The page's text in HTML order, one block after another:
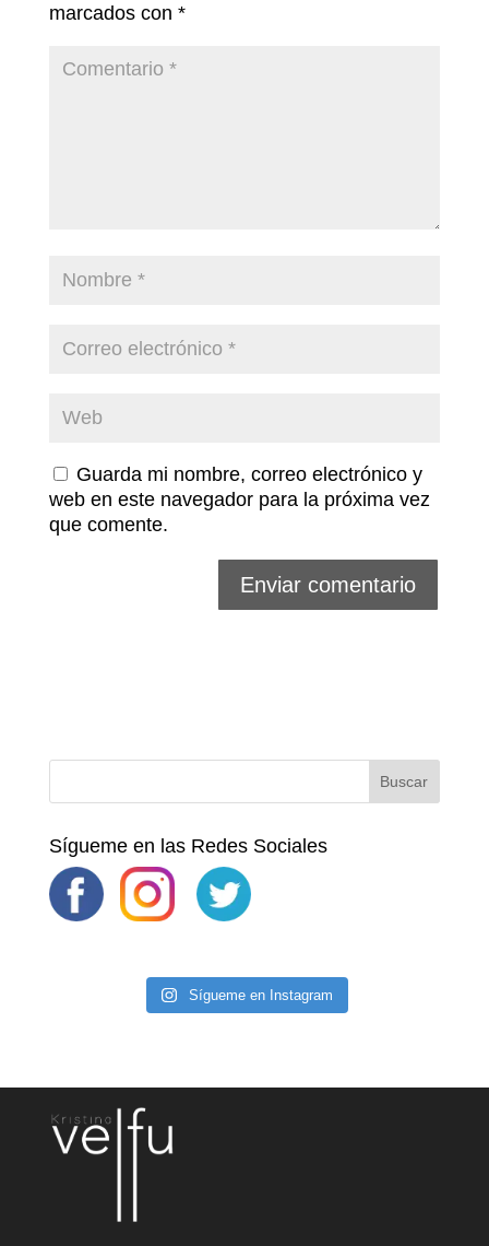
marcados con *
Guarda mi nombre, correo electrónico y
web en este navegador para la próxima vez
que comente.
Sígueme en las Redes Sociales
Sígueme en Instagram